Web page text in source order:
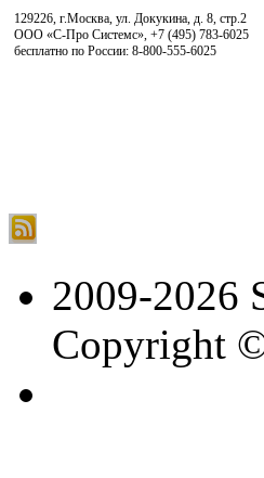
129226, г.Москва, ул. Докукина, д. 8, стр.2
ООО «С-Про Системс», +7 (495) 783-6025
бесплатно по России: 8-800-555-6025
2009-2026
Copyright